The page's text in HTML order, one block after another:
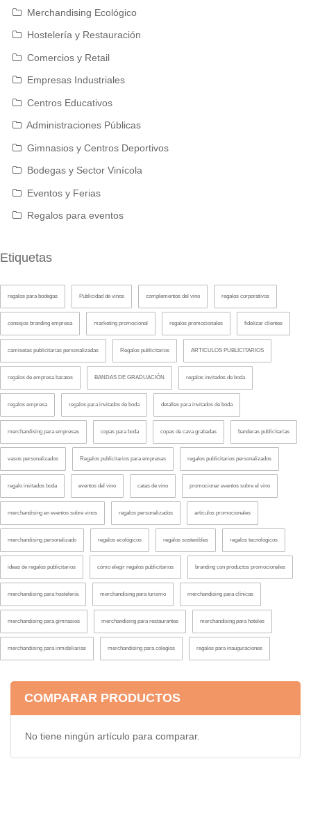
Merchandising Ecológico
Hostelería y Restauración
Comercios y Retail
Empresas Industriales
Centros Educativos
Administraciones Públicas
Gimnasios y Centros Deportivos
Bodegas y Sector Vinícola
Eventos y Ferias
Regalos para eventos
Etiquetas
regalos para bodegas Publicidad de vinos complementos del vino regalos corporativos
consejos branding empresa marketing promocional regalos promocionales fidelizar clientes
camisetas publicitarias personalizadas Regalos publicitarios ARTICULOS PUBLICITARIOS
regalos de empresa baratos BANDAS DE GRADUACIÓN regalos invitados de boda
regalos empresa regalos para invitados de boda detalles para invitados de boda
merchandising para empresas copas para boda copas de cava grabadas banderas publicitarias
vasos personalizados Regalos publicitarios para empresas regalos publicitarios personalizados
regalo invitados boda eventos del vino catas de vino promocionar eventos sobre el vino
merchandising en eventos sobre vinos regalos personalizados artículos promocionales
merchandising personalizado regalos ecológicos regalos sostenibles regalos tecnológicos
ideas de regalos publicitarios cómo elegir regalos publicitarios branding con productos promocionales
merchandising para hostelería merchandising para turismo merchandising para clínicas
merchandising para gimnasios merchandising para restaurantes merchandising para hoteles
merchandising para inmobiliarias merchandising para colegios regalos para inauguraciones
COMPARAR PRODUCTOS
No tiene ningún artículo para comparar.